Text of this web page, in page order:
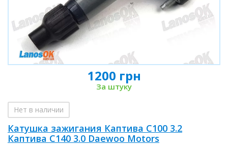
1200 грн
За штуку
Нет в наличии
Катушка зажигания Каптива С100 3.2
Каптива С140 3.0 Daewoo Motors